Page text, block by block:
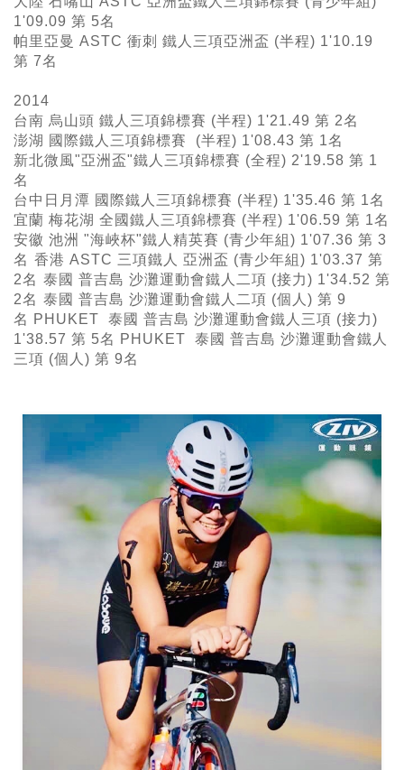
1'09.09 第 5名
帕里亞曼 ASTC 衝刺 鐵人三項亞洲盃 (半程) 1'10.19
第 7名
2014
台南 烏山頭 鐵人三項錦標賽 (半程) 1'21.49 第 2名
澎湖 國際鐵人三項錦標賽 (半程) 1'08.43 第 1名
新北微風"亞洲盃"鐵人三項錦標賽 (全程) 2'19.58 第 1
名
台中日月潭 國際鐵人三項錦標賽 (半程) 1'35.46 第 1名
宜蘭 梅花湖 全國鐵人三項錦標賽 (半程) 1'06.59 第 1名
安徽 池洲 "海峽杯"鐵人精英賽 (青少年組) 1'07.36 第 3
名 香港 ASTC 三項鐵人 亞洲盃 (青少年組) 1'03.37 第
2名 泰國 普吉島 沙灘運動會鐵人二項 (接力) 1'34.52 第
2名 泰國 普吉島 沙灘運動會鐵人二項 (個人) 第 9
名 PHUKET 泰國 普吉島 沙灘運動會鐵人三項 (接力)
1'38.57 第 5名 PHUKET 泰國 普吉島 沙灘運動會鐵人
三項 (個人) 第 9名